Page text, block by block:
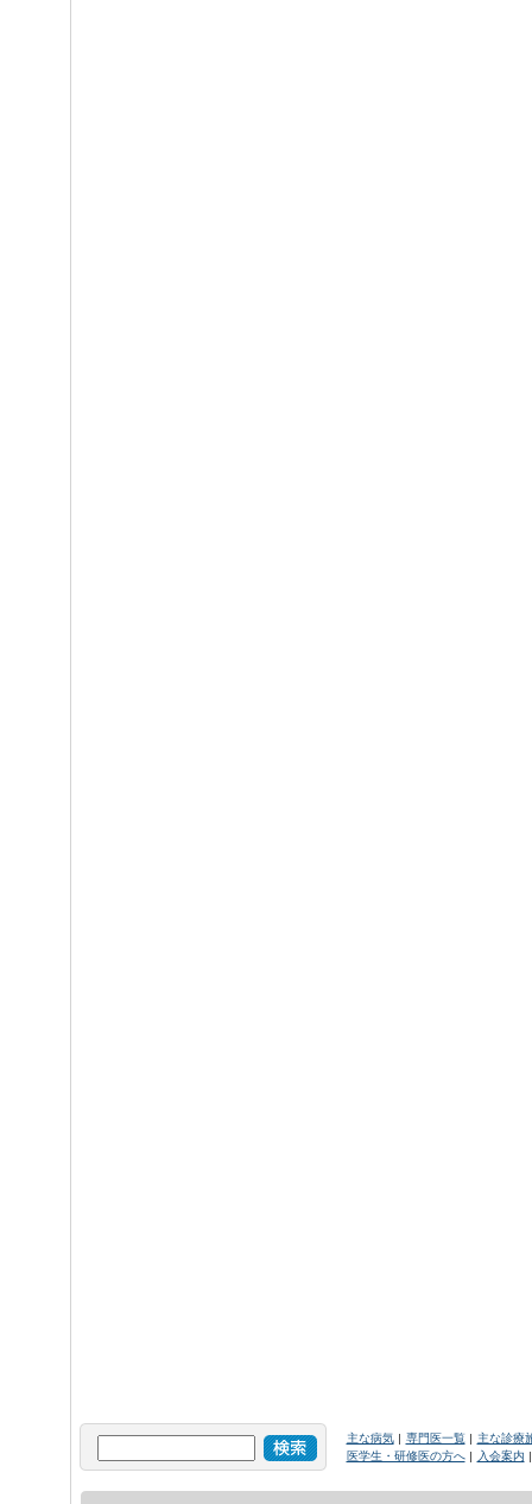
主な病気 専門医一覧
主な診療
医学生・研修医の方へ
入会案内